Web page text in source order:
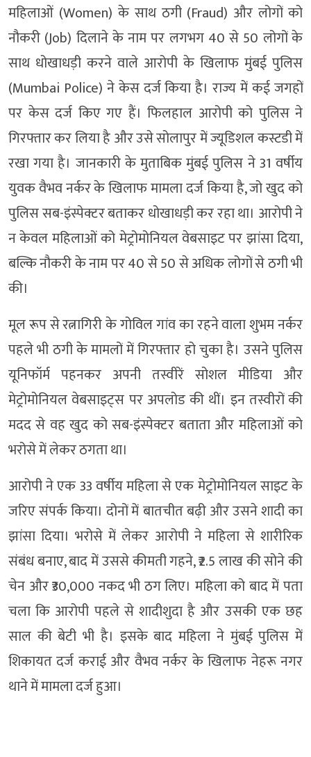
महिलाओं (Women) के साथ ठगी (Fraud) और लोगों को
नौकरी (Job) दिलाने के नाम पर लगभग 40 से 50 लोगों के
साथ धोखाधड़ी करने वाले आरोपी के खिलाफ मुंबई पुलिस
(Mumbai Police) ने केस दर्ज किया है। राज्य में कई जगहों
पर केस दर्ज किए गए हैं। फिलहाल आरोपी को पुलिस ने
गिरफ्तार कर लिया है और उसे सोलापुर में ज्यूडिशल कस्टडी में
रखा गया है। जानकारी के मुताबिक मुंबई पुलिस ने 31 वर्षीय
युवक वैभव नर्कर के खिलाफ मामला दर्ज किया है, जो खुद को
पुलिस सब-इंस्पेक्टर बताकर धोखाधड़ी कर रहा था। आरोपी ने
न केवल महिलाओं को मेट्रोमोनियल वेबसाइट पर झांसा दिया,
बल्कि नौकरी के नाम पर 40 से 50 से अधिक लोगों से ठगी भी
की।
मूल रूप से रत्नागिरी के गोविल गांव का रहने वाला शुभम नर्कर
पहले भी ठगी के मामलों में गिरफ्तार हो चुका है। उसने पुलिस
यूनिफॉर्म पहनकर अपनी तस्वीरें सोशल मीडिया और
मेट्रोमोनियल वेबसाइट्स पर अपलोड की थीं। इन तस्वीरों की
मदद से वह खुद को सब-इंस्पेक्टर बताता और महिलाओं को
भरोसे में लेकर ठगता था।
आरोपी ने एक 33 वर्षीय महिला से एक मेट्रोमोनियल साइट के
जरिए संपर्क किया। दोनों में बातचीत बढ़ी और उसने शादी का
झांसा दिया। भरोसे में लेकर आरोपी ने महिला से शारीरिक
संबंध बनाए, बाद में उससे कीमती गहने, ₹2.5 लाख की सोने की
चेन और ₹30,000 नकद भी ठग लिए। महिला को बाद में पता
चला कि आरोपी पहले से शादीशुदा है और उसकी एक छह
साल की बेटी भी है। इसके बाद महिला ने मुंबई पुलिस में
शिकायत दर्ज कराई और वैभव नर्कर के खिलाफ नेहरू नगर
थाने में मामला दर्ज हुआ।